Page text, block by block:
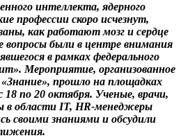
интеллекта, ядерного
профессии скоро исчезнут,
как работают мозг и сердце
вопросы были в центре внимания
в рамках федерального
Мероприятие, организованное
прошло на площадках
по 20 октября. Ученые, врачи,
в области IT, HR-менеджеры
своими знаниями и обсудили